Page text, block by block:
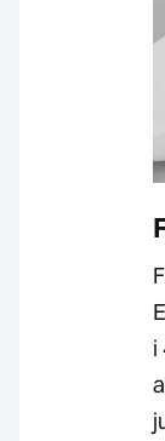
i